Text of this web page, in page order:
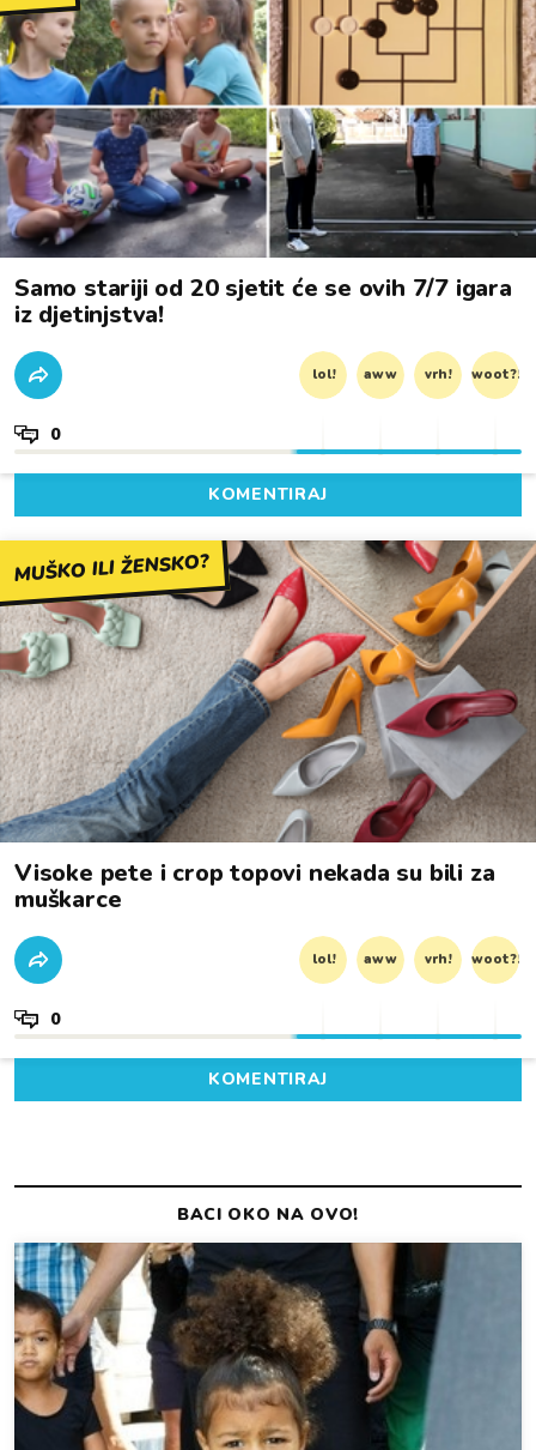
Samo stariji od 20 sjetit će se ovih 7/7 igara
iz djetinjstva!
lol! aww vrh! woot?!
0
KOMENTIRAJ
MUŠKO ILI ŽENSKO?
Visoke pete i crop topovi nekada su bili za
muškarce
lol! aww vrh! woot?!
0
KOMENTIRAJ